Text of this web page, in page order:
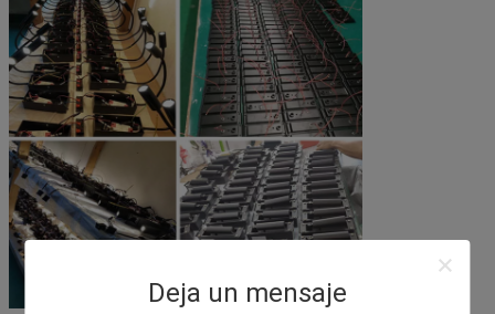
Deja un mensaje